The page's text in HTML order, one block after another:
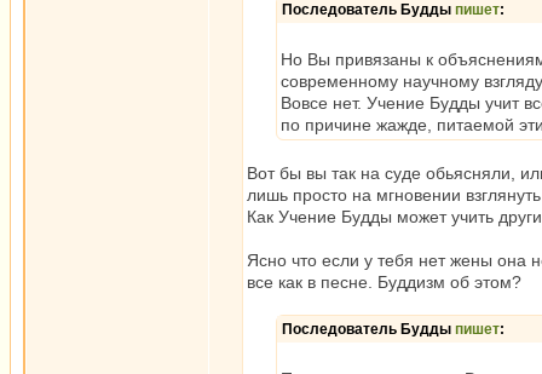
Последователь Будды пишет:
Но Вы привязаны к
современному научному
Вовсе нет. Учение Будды учит
по причине жажде, питаемой
Вот бы вы так на суде обьясняли,
лишь просто на мгновении
Как Учение Будды может учить
Ясно что если у тебя нет жены она
все как в песне. Буддизм об этом?
Последователь Будды пишет: